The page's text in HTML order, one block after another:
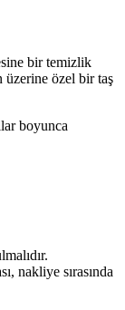
bir temizlik
üzerine özel bir taş
boyunca
nakliye sırasında